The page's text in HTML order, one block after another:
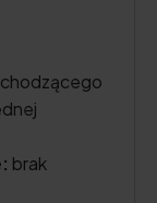
brak